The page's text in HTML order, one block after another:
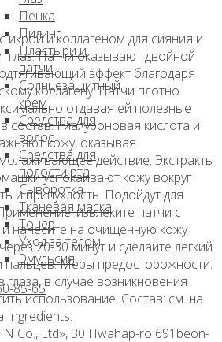
Пенка
Пилинг
Пластыри и
патчи
Солнцезащитный
крем
Средства для
волос
Средства для
полости рта
Сыворотка
Тканевая маска
Тонер
Уход за телом
Эмульсия
85-65
икрой и коллагеном для сияния и
глаз. Патчи оказывают двойной
эффект благодаря
коллагену. Патчи плотно
отдавая ей полезные
состав. Гиалуроновая кислота и
кожу, оказывая
действие. Экстракты
успокаивают кожу вокруг
и припухлость. Подойдут для
извлеките патчи с
нанесите на очищенную кожу
20-30 минут и сделайте легкий
Меры предосторожности:
глаза, в случае возникновения
использование. Состав: см. на
Ingredients.
Co., Ltd», 30 Hwahap-ro 691beon-